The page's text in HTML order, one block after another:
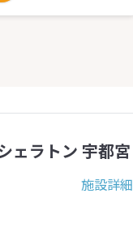
ェラトン 宇都宮
施設詳細